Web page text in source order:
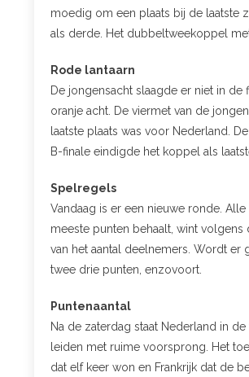
moedig om een plaats bij de laatste
als derde. Het dubbeltweekoppel
Rode lantaarn
De jongensacht slaagde er niet in
oranje acht. De viermet van de
laatste plaats was voor Nederland.
B-finale eindigde het koppel als
Spelregels
Vandaag is er een nieuwe ronde.
meeste punten behaalt, wint
van het aantal deelnemers. Wordt er
twee drie punten, enzovoort.
Puntenaantal
Na de zaterdag staat Nederland in
leiden met ruime voorsprong. Het
dat elf keer won en Frankrijk dat de